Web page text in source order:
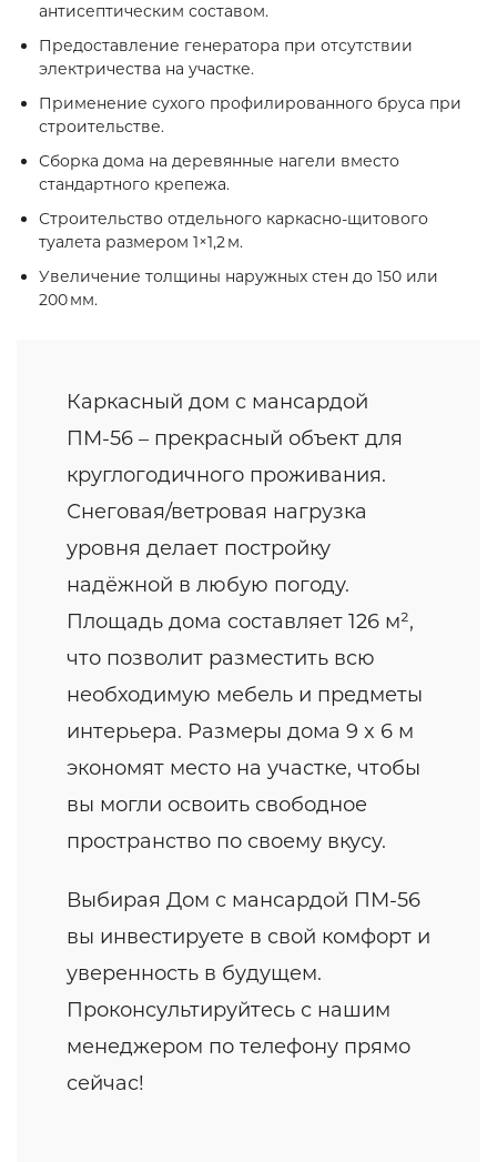
антисептическим составом.
Предоставление генератора при отсутствии
электричества на участке.
Применение сухого профилированного бруса при
строительстве.
Сборка дома на деревянные нагели вместо
стандартного крепежа.
Строительство отдельного каркасно‑щитового
туалета размером 1×1,2 м.
Увеличение толщины наружных стен до 150 или
200 мм.
Каркасный дом с мансардой
ПМ-56 – прекрасный объект для
круглогодичного проживания.
Снеговая/ветровая нагрузка
уровня делает постройку
надёжной в любую погоду.
Площадь дома составляет 126 м²,
что позволит разместить всю
необходимую мебель и предметы
интерьера. Размеры дома 9 x 6 м
экономят место на участке, чтобы
вы могли освоить свободное
пространство по своему вкусу.
Выбирая Дом с мансардой ПМ-56
вы инвестируете в свой комфорт и
уверенность в будущем.
Проконсультируйтесь с нашим
менеджером по телефону прямо
сейчас!